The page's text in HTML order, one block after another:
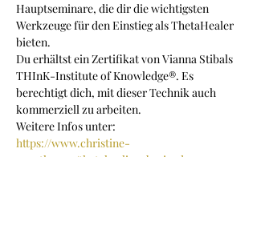
Hauptseminare, die dir die wichtigsten
Werkzeuge für den Einstieg als ThetaHealer
bieten.
Du erhältst ein Zertifikat von Vianna Stibals
THInK-Institute of Knowledge®. Es
berechtigt dich, mit dieser Technik auch
kommerziell zu arbeiten.
Weitere Infos unter:
https://www.christine-
porath.com/thetahealing-basic-dna-